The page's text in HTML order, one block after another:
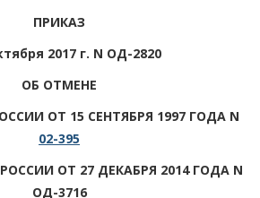
ПРИКАЗ
2017 г. N ОД-2820
ОБ ОТМЕНЕ
ОТ 15 СЕНТЯБРЯ 1997 ГОДА N
02-395
ОТ 27 ДЕКАБРЯ 2014 ГОДА N
ОД-3716